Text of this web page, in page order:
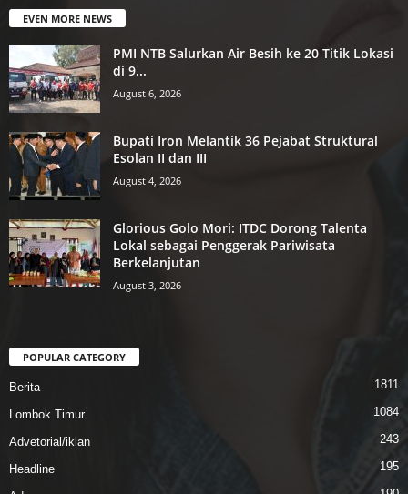
EVEN MORE NEWS
PMI NTB Salurkan Air Besih ke 20 Titik Lokasi
di 9...
August 6, 2026
Bupati Iron Melantik 36 Pejabat Struktural
Esolan II dan III
August 4, 2026
Glorious Golo Mori: ITDC Dorong Talenta
Lokal sebagai Penggerak Pariwisata
Berkelanjutan
August 3, 2026
POPULAR CATEGORY
Berita 1811
Lombok Timur 1084
Advetorial/iklan 243
Headline 195